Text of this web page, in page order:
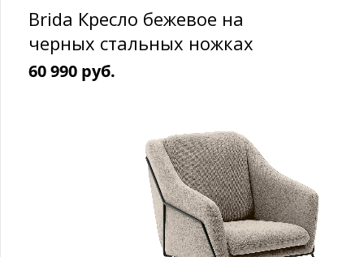
Brida Кресло бежевое на
черных стальных ножках
60 990 руб.